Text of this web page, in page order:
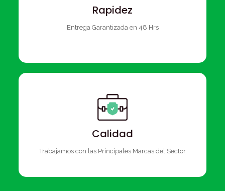
Rapidez
Entrega Garantizada en 48 Hrs
Calidad
Trabajamos con las Principales Marcas del Sector